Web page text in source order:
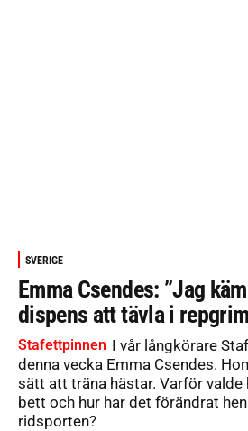
SVERIGE
Emma Csendes: ”Jag
dispens att tävla i
Stafettpinnen I vår långkörare
denna vecka Emma Csendes.
sätt att träna hästar. Varför valde
bett och hur har det förändrat
ridsporten?